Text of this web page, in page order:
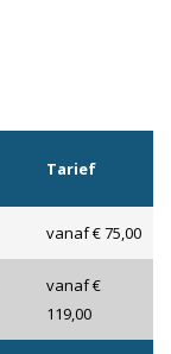
Tarief
vanaf € 75,00
vanaf €
119,00